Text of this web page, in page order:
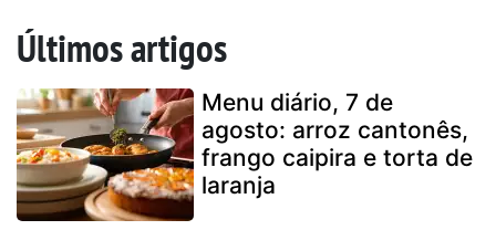
Últimos artigos
Menu diário, 7 de
agosto: arroz cantonês,
frango caipira e torta de
laranja